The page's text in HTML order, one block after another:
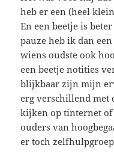
heb er een (heel
En een beetje is
pauze heb ik dan
wiens oudste ook
een beetje notities
blijkbaar zijn mijn
erg verschillend met
kijken op tinternet
ouders van
er toch